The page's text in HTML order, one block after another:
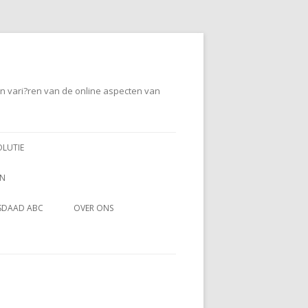
vari?ren van de online aspecten van
ABC OVER ONS